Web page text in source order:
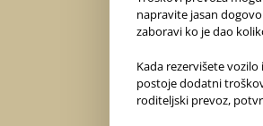
napravite jasan
zaboravi ko je dao
Kada rezervišete
postoje dodatni
roditeljski prevoz,